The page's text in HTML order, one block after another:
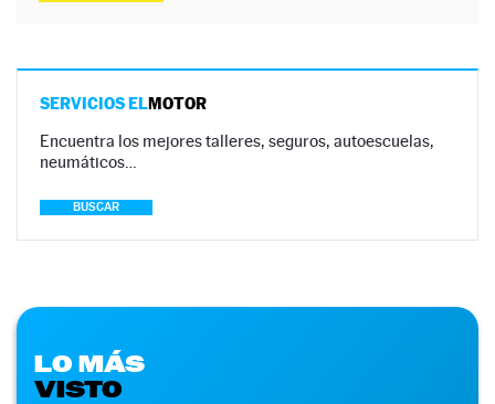
SERVICIOS ELMOTOR
Encuentra los mejores talleres, seguros, autoescuelas,
neumáticos…
BUSCAR
LO MÁS
VISTO